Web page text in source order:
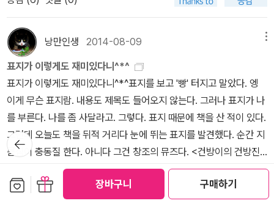
장바구니 구매하기
동적으로 학습에 임하고 여가 시간이 있어야 창의성도 생기는데.... 잠
이 부족한 아이는 짜증이 많아지고, 학교에서 부족한 잠을 자고, 혜린
이처럼 쇠약해질 수 있다. 어떻게 하면 우리나라 학생들의 행복지수
를 높여줄 수 있을까! 어른의 잘못과 욕심 때문에 아이들이 너무 많은
피해를 보고 있다. 서울시교육감이 경기도에 이어 ' 9시 등교'를 추진
한다고 하는 게 생각나, 독서부에게 물어봤다. ' 너희들 생각은 어때
요? 찬성이야 반대야?' 묻자 한 명 빼고 9시 등교에 찬성한다고 손을
들었다. 나도 찬성이다. 학부모 입장에서도 찬성, 교사 입장에서도 찬
성이다. 잠이 턱없이 부족한 아이들, 아침이라도 좀 여유있으면 좋겠
다. 수퍼남매도 매일 아침 일어나는 걸 너무 힘들어한다. 그런 아이들
보면 마음이 짠하다. 5분이라도 더 자라고 7시 35분에 깨우는데 아
들은 벌떡 일어나는 반면, 딸은 꼼지락꼼지락 가관이다. 겨울로 갈수
인인데 친구들이 덮치자 자기가 먼저 읽어야한다고 끝까지 주장을 하
지 못했다. 마음이 여린 탓이겠지. 지지난 번에 독서부 전체에게 <건
방이의 건방진 수련기>한 꼭지를 읽어준 것밖에 없는데 그 후로 우리
교실만 오면 이 책을 서로 읽겠다고 야단법석을 한다. 급기야 뒷내용
이 궁금해 책을 산 아이도 있고 말이다. 평소에는 책과 친하지 않은 5
학년 남자 아이들이 이 책을 읽기 위해 쟁탈전을 하는 걸 보고, 느낀
바가 많다. 3.수퍼남매와 독서부 아이들을 보면서, 아침독서운동 한
상수 이사장인 한 말이 다시금 떠오른다. ' 책 싫어하는 아이는 없다. '
다만 어려서부터 책 문화에서 자랐느냐 자라지 못했느냐 차이일 뿐이
이거였구나' 싶었다. 어려서부터 책 문화에 묻혀 자랐느냐 그렇지 못
했느냐가 책 읽는 아이와 그렇지 않은 아이로 나뉘는 결정적 요인이
바위가 쩍 갈라졌다. 이를 본 오방도사는 건이를 제자로 맞아들인다.
얼떨결에 오방도사의 제자가 된 건이는 2년 동안 수련은 커녕 허드렛
일만 도맡아 한다.도대체 오방권법은 언제 가르쳐 주는 거냐고? 2년
의 세월이 흘러 오방도사는 건이에게 새 이름을 지어준다.튼튼할 건
대신 하늘 건, 방위 방'건방'이라고 말이다.'하늘의 방위' 라는 뜻의 건
방이라는 새 이름을 받은 건방이는 이때부터 수련다운 수련을 시작한
다.오방도사 말이 지금까지 한 허드렛일이 다 수련의 일종이라나 뭐
라나!어찌 되었건 수석술을 익힌 건방이는 살림을 유지하기 위해서
일종의 아르바이트를 한다.그 아르바이트가 뭐냐면 위기에 빠진 사람
을 구해 주고 나서 일종의 봉사료를 받아챙기는 것이다.위기에서 구
해주면 그걸로 됐지 왜 돈을 받느냐고?오방도사와 생활하기 위해서
도 관심이 갑니다. 미국 유학 바이블최재용 지음 / 종합출판(EnG)
/ 2014년 7월 꾹 눌러 내 몸을 살리는 세 손가락 지압혈야나모
토 마유미 지음, 이진원 옮김 / 경향BP / 2014년 8월 전에 스무고
개 탐정 1,2권을 재미있게 읽은 아이에게 세번째 시리즈도 선물하고
싶고, 리뷰를 보니 [건방이의 건방진 수련지] 책도 굉장히 재미있을
듯 싶다. 스무고개 탐정 3 : 어둠 속의 보물 상자허교범 지음, 고상미
그림 / 비룡소 / 2014년 7월 건방이의 건방진 수련기천효정 지
음, 강경수 그림 / 비룡소 / 2014년 7월 닥터 홀의 싱크홀 연구
소최영희 지음, 이경국 그림, 와이즈만 영재교육연구소 감수 / 와이즈
만BOOKs(와이즈만북스) / 2014년 5월 불로의 인형장용민 지
음 / 엘릭시르 / 2014년 8월 당신의 뇌를 경영하라!김병완 지음,
나형균 감수 / 북로그컴퍼니 / 2014년 7월 반짝반짝 변주곡황
낭만인생 2014-08-09
표지가 이렇게도 재미있다니^*^
표지가 이렇게도 재미있다니^*^표지를 보고 '빵' 터지고 말았다. 엥
이게 무슨 표지람. 내용도 제목도 들어오지 않는다. 그러나 표지가 나
를 부른다. 나를 좀 사달라고. 그렇다. 표지 때문에 책을 산 적이 있다.
그런데 오늘도 책을 뒤적 거리다 눈에 뛰는 표지를 발견했다. 순간 지
름심이 충동질 한다. 아니다 그건 창조의 뮤즈다. <건방이의 건방진
수련기>다. 제목도 특이하다. 생소한 이름이라 저자의 이름을 검색해
보니 의외로 많은 책을 저술했다. 그것도 비븟한 책으로. 천효정, 198
2년 생이다.아직 삼십대다. 충남 서천 출생이다. 누굴까? 궁금해 진
더보기
댓글 (0)
뒤로가
기